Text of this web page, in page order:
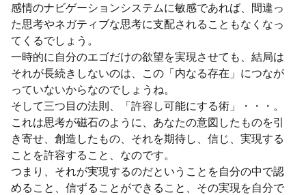
感情のナビゲーションシステムに敏感であれば、間違っ
た思考やネガティブな思考に支配されることもなくなっ
てくるでしょう。
一時的に自分のエゴだけの欲望を実現させても、結局は
それが長続きしないのは、この「内なる存在」につなが
っていないからなのでしょうね。
そして三つ目の法則、「許容し可能にする術」・・・。
これは思考が磁石のように、あなたの意図したものを引
き寄せ、創造したもの、それを期待し、信じ、実現する
ことを許容すること、なのです。
つまり、それが実現するのだということを自分の中で認
めること、信ずることができること、その実現を自分で